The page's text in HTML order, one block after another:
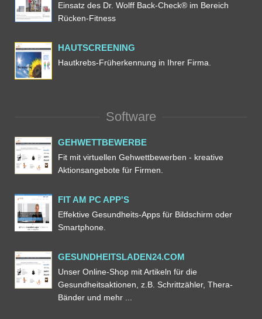
Einsatz des Dr. Wolff Back-Check® im Bereich
Rücken-Fitness
HAUTSCREENING
Hautkrebs-Früherkennung in Ihrer Firma.
Software
GEHWETTBEWERBE
Fit mit virtuellen Gehwettbewerben - kreative
Aktionsangebote für Firmen.
FIT AM PC APP'S
Effektive Gesundheits-Apps für Bildschirm oder
Smartphone.
GESUNDHEITSLADEN24.COM
Unser Online-Shop mit Artikeln für die
Gesundheitsaktionen, z.B. Schrittzähler, Thera-
Bänder und mehr ...